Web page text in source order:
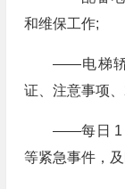
和维保工作;
——电梯轿
证、注意事项
——每日 1
等紧急事件，